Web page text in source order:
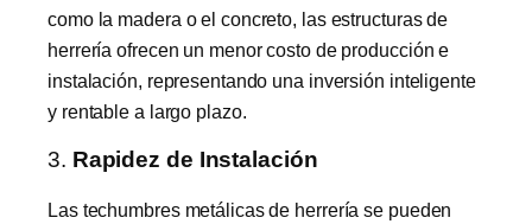
como la madera o el concreto, las estructuras de
herrería ofrecen un menor costo de producción e
instalación, representando una inversión inteligente
y rentable a largo plazo.
3. Rapidez de Instalación
Las techumbres metálicas de herrería se pueden